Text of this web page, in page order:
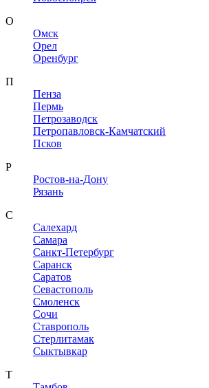
О
Омск
Орел
Оренбург
П
Пенза
Пермь
Петрозаводск
Петропавловск-Камчатский
Псков
Р
Ростов-на-Дону
Рязань
С
Салехард
Самара
Санкт-Петербург
Саранск
Саратов
Севастополь
Смоленск
Сочи
Ставрополь
Стерлитамак
Сыктывкар
Т